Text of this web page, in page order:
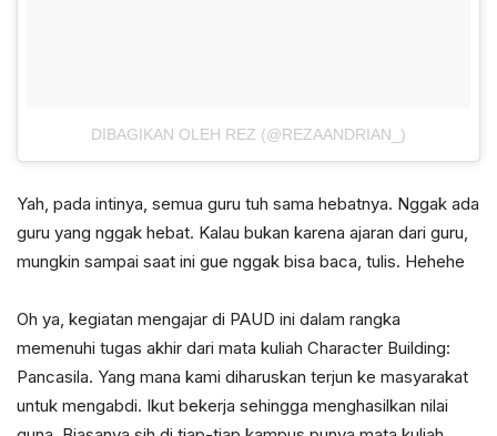
DIBAGIKAN OLEH REZ (@REZAANDRIAN_)
Yah, pada intinya, semua guru tuh sama hebatnya. Nggak ada
guru yang nggak hebat. Kalau bukan karena ajaran dari guru,
mungkin sampai saat ini gue nggak bisa baca, tulis. Hehehe
Oh ya, kegiatan mengajar di PAUD ini dalam rangka
memenuhi tugas akhir dari mata kuliah Character Building:
Pancasila. Yang mana kami diharuskan terjun ke masyarakat
untuk mengabdi. Ikut bekerja sehingga menghasilkan nilai